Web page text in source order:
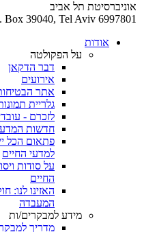
אוניברסיטת תל אביב
Box 39040, Tel Aviv 6997801
אודות
על הפקולטה
דבר הדקאן
אירועים
אתר
גלריית
לזכרם -
חדשות
פתאום הכל
למדעי החיים
על סודות
החיים
האזינו לנו:
המעבדה
מידע למבקרים/ות
מדריך